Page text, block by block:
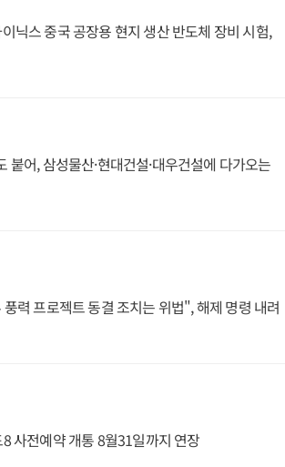
닉스 중국 공장용 현지 생산 반도체 장비 시험,
붙어, 삼성물산·현대건설·대우건설에 다가오는
력 프로젝트 동결 조치는 위법", 해제 명령 내려
사전예약 개통 8월31일까지 연장